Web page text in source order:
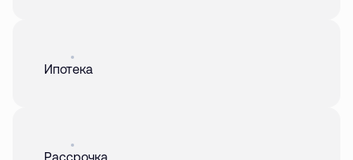
Ипотека
Рассрочка